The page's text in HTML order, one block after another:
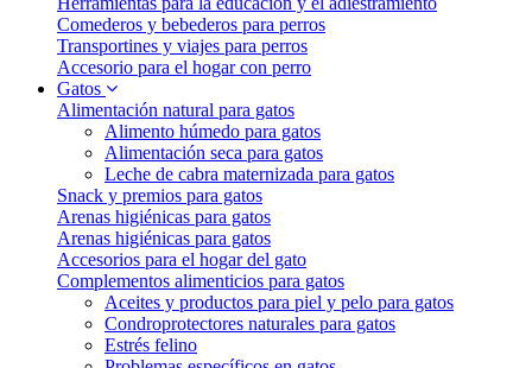
Comederos y bebederos para perros
Transportines y viajes para perros
Accesorio para el hogar con perro
Gatos
Alimentación natural para gatos
Alimento húmedo para gatos
Alimentación seca para gatos
Leche de cabra maternizada para gatos
Snack y premios para gatos
Arenas higiénicas para gatos
Arenas higiénicas para gatos
Accesorios para el hogar del gato
Complementos alimenticios para gatos
Aceites y productos para piel y pelo para gatos
Condroprotectores naturales para gatos
Estrés felino